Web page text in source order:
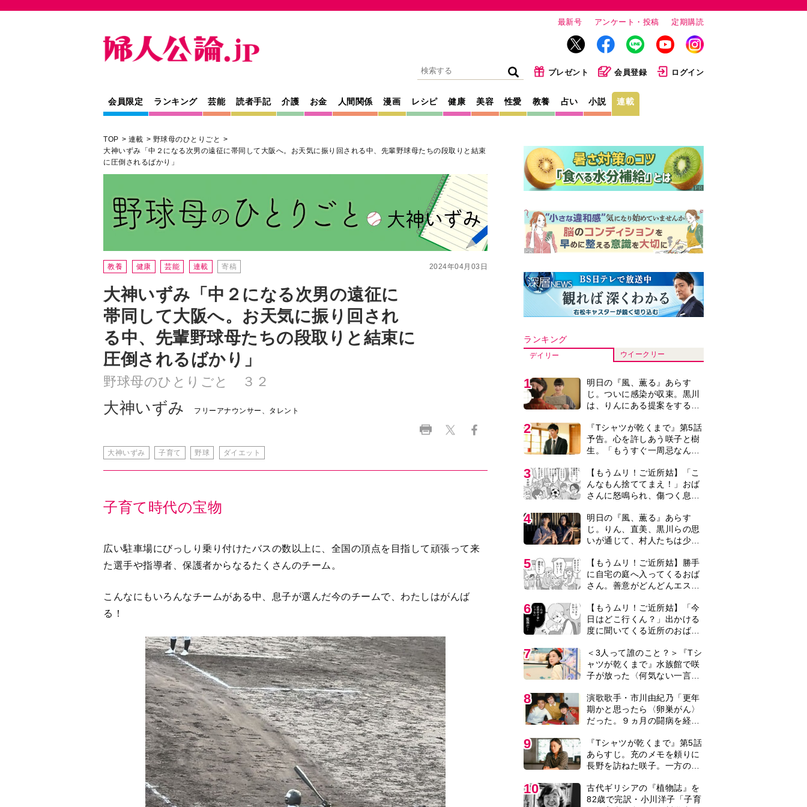
最新号 アンケート・投稿 定期購読
プレゼント 会員登録 ログイン
会員限定 ランキング 芸能 読者手記 介護 お金 人間関係 漫画 レシピ 健康 美容 性愛 教養 占い 小説 連載
TOP 連載
野球母のひとりごと
大神いずみ「中２になる次男の遠征に帯同して大阪へ。お天気に振り回される中、先輩野球母たちの段取りと結束
に圧倒されるばかり」
2024年04月03日
教養 健康 芸能 連載 寄稿
大神いずみ「中２になる次男の遠征に
帯同して大阪へ。お天気に振り回され
る中、先輩野球母たちの段取りと結束に
圧倒されるばかり」
野球母のひとりごと ３２
大神いずみ フリーアナウンサー、タレント
大神いずみ 子育て 野球 ダイエット
子育て時代の宝物
広い駐車場にびっしり乗り付けたバスの数以上に、全国の頂点を目指して頑張って来
た選手や指導者、保護者からなるたくさんのチーム。
こんなにもいろんなチームがある中、息子が選んだ今のチームで、わたしはがんば
る！
ランキング
デイリー ウイークリー
1
明日の『風、薫る』あらす
じ。ついに感染が収束。黒川
は、りんにある提案をする＜
2
『Tシャツが乾くまで』第5話
予告。心を許しあう咲子と樹
生。「もうすぐ一周忌なんで
レあり＞
3
【もうムリ！ご近所姑】「こ
んなもん捨ててまえ！」おば
さんに怒鳴られ、傷つく息
【第3話】
4
明日の『風、薫る』あらす
じ。りん、直美、黒川らの思
いが通じて、村人たちは少し
バレあり＞
5
【もうムリ！ご近所姑】勝手
に自宅の庭へ入ってくるおば
さん。善意がどんどんエスカ
6
【もうムリ！ご近所姑】「今
日はどこ行くん？」出かける
度に聞いてくる近所のおばさ
まり…【第1話】
7
＜3人って誰のこと？＞『Tシ
ャツが乾くまで』水族館で咲
子が放った〈何気ない一言〉
線？」「子どもの話だと…」
8
演歌歌手・市川由紀乃「更年
期かと思ったら〈卵巣がん〉
だった。９ヵ月の闘病を経て
紙を今も支えに」【2026上半
期BEST】
9
『Tシャツが乾くまで』第5話
あらすじ。充のメモを頼りに
長野を訪ねた咲子。一方の樹
タバレあり＞
10
古代ギリシアの『植物誌』を
82歳で完訳・小川洋子「子育